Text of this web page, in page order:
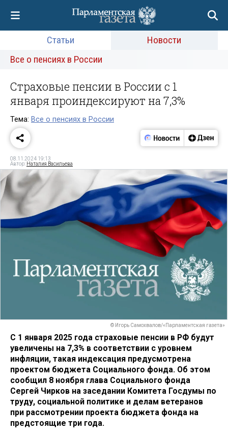
Статьи
Новости
Все о пенсиях в России
Страховые пенсии в России с 1
января проиндексируют на 7,3%
Тема: Все о пенсиях в России
08.11.2024 19:13
Автор: Наталия Васильева
© Игорь Самохвалов/«Парламентская газета»
С 1 января 2025 года страховые пенсии в РФ будут
увеличены на 7,3% в соответствии с уровнем
инфляции, такая индексация предусмотрена
проектом бюджета Социального фонда. Об этом
сообщил 8 ноября глава Социального фонда
Сергей Чирков на заседании Комитета Госдумы по
труду, социальной политике и делам ветеранов
при рассмотрении проекта бюджета фонда на
предстоящие три года.